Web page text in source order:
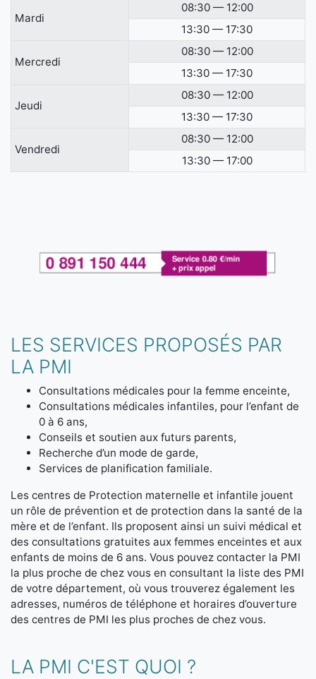
Mardi
08:30 — 12:00
13:30 — 17:30
Mercredi
08:30 — 12:00
13:30 — 17:30
Jeudi
08:30 — 12:00
13:30 — 17:30
Vendredi
08:30 — 12:00
13:30 — 17:00
LES SERVICES PROPOSÉS PAR
LA PMI
Consultations médicales pour la femme enceinte,
Consultations médicales infantiles, pour l’enfant de
0 à 6 ans,
Conseils et soutien aux futurs parents,
Recherche d’un mode de garde,
Services de planification familiale.
Les centres de Protection maternelle et infantile jouent
un rôle de prévention et de protection dans la santé de la
mère et de l’enfant. Ils proposent ainsi un suivi médical et
des consultations gratuites aux femmes enceintes et aux
enfants de moins de 6 ans. Vous pouvez contacter la PMI
la plus proche de chez vous en consultant la liste des PMI
de votre département, où vous trouverez également les
adresses, numéros de téléphone et horaires d’ouverture
des centres de PMI les plus proches de chez vous.
LA PMI C'EST QUOI ?